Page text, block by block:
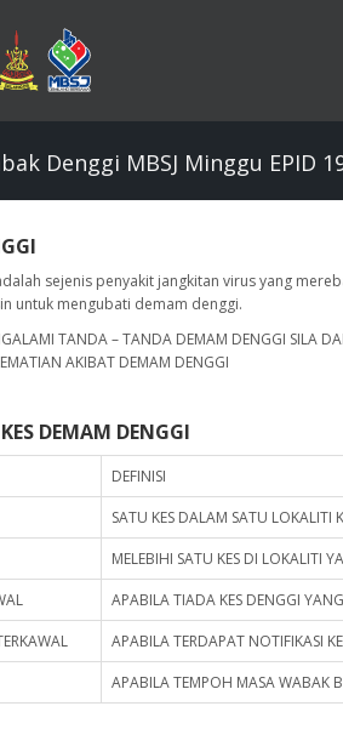
Denggi MBSJ Minggu EPID
sejenis penyakit jangkitan virus yang
untuk mengubati demam denggi.
TANDA – TANDA DEMAM DENGGI SILA
KEMATIAN AKIBAT DEMAM
DEMAM DENGGI
DEFINISI
SATU KES DALAM SATU LOKALITI
MELEBIHI SATU KES DI LOKALITI
APABILA TIADA KES DENGGI
APABILA TERDAPAT NOTIFIKASI
APABILA TEMPOH MASA WABAK